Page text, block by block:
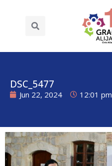
DSC_5477
Jun 22, 2024 12:01 pm